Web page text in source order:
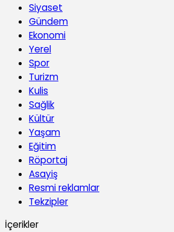
Siyaset
Gündem
Ekonomi
Yerel
Spor
Turizm
Kulis
Sağlik
Kültür
Yaşam
Eğitim
Röportaj
Asayiş
Resmi reklamlar
Tekzipler
İçerikler